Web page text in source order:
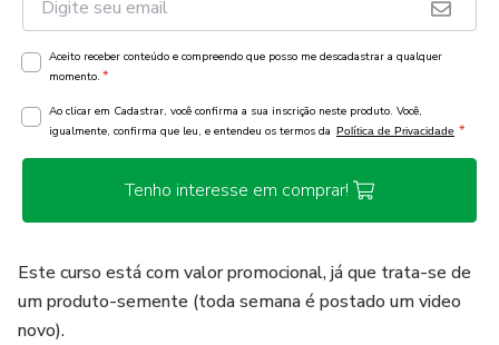
Aceito receber conteúdo e compreendo que posso me descadastrar a qualquer
momento. *
Ao clicar em Cadastrar, você confirma a sua inscrição neste produto. Você,
igualmente, confirma que leu, e entendeu os termos da Política de Privacidade *
Tenho interesse em comprar!
Este curso está com valor promocional, já que trata-se de
um produto-semente (toda semana é postado um video
novo).